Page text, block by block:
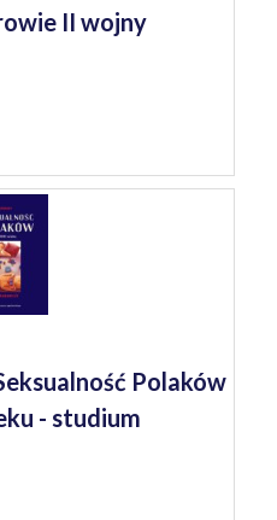
II wojny
Polaków
- studium